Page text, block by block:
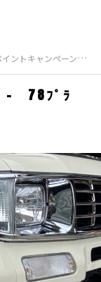
トキャンペーン - 78ﾌﾟﾗﾄﾞ
- 78ﾌﾟﾗ